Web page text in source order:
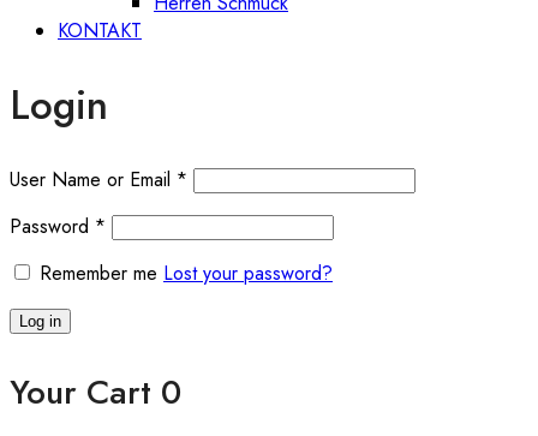
KONTAKT
Login
User Name or Email *
Password *
Remember me Lost your password?
Log in
Your Cart 0